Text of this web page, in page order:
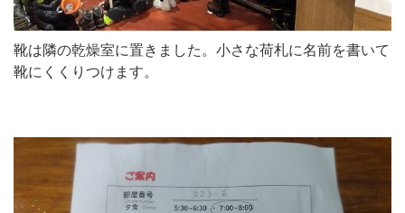
靴は隣の乾燥室に置きました。小さな荷札に名前を書いて
靴にくくりつけます。